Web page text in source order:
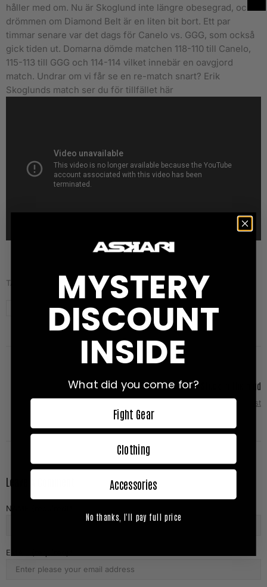
håller med om. Nu är Skoglund inte längre obesegrad, och
drömmen om Diamond Belt är en liten bit bort. Ett par
timmar senare var det dags för Canelo vs. GGG, som också
gick tiden ut. Domarna dömde matchen 118-110 till Canelo,
115-113 till GGG och 114-114 vilket innebär en oavgjord
match. Undrar om vi får se en re-match snart? Erik
Skoglunds match ser du för tillfället här
TAGS:
Callum Smith Canelo Erik Skoglund GGG
Nicholas Bryant - Stuck in the mud
Next Post
Leave A Comment
NAME (required)
EMAIL (required)
MYSTERY
DISCOUNT
INSIDE
What did you come for?
Fight Gear
Clothing
Accessories
No thanks, I'll pay full price